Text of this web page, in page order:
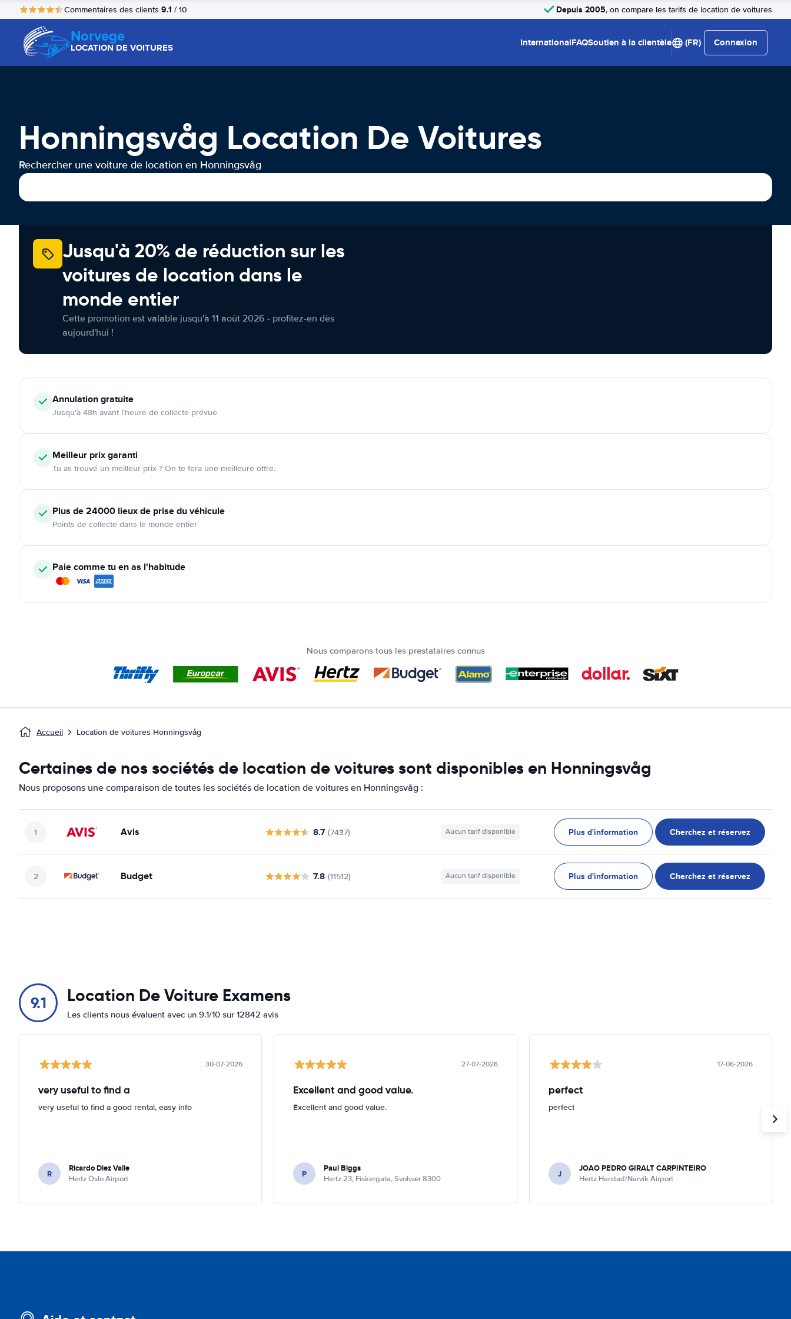
Commentaires des clients 9.1 / 10 Depuis 2005, on compare les tarifs de location de voitures
Norvege
LOCATION DE VOITURES InternationalFAQSoutien à la clientèle (FR) Connexion
Honningsvåg Location De Voitures
Rechercher une voiture de location en Honningsvåg
Jusqu'à 20% de réduction sur les
voitures de location dans le
monde entier
Cette promotion est valable jusqu'à 11 août 2026 - profitez-en dès
aujourd'hui !
Annulationgratuite
Jusqu'à 48h avant l'heure de collecte prévue
Meilleur prix garanti
Tu as trouvé un meilleur prix ? On te fera une meilleure offre.
Plus de 24000 lieux de prise du véhicule
Points de collecte dans le monde entier
Paie comme tu en as l'habitude
Nous comparons tous les prestataires connus
Accueil Location de voitures Honningsvåg
Certaines de nos sociétés de location de voitures sont disponibles en Honningsvåg
Nous proposons une comparaison de toutes les sociétés de location de voitures en Honningsvåg :
Avis 8.7 (7437) Aucun tarif disponible Plus d'information Cherchez et réservez
Budget 7.8 (11512) Aucun tarif disponible Plus d'information Cherchez et réservez
9.1 Location De Voiture Examens
Les clients nous évaluent avec un 9.1/10 sur 12842 avis
30-07-2026
very useful to find a
very useful to find a good rental, easy info
R Ricardo Diez Valle
Hertz Oslo Airport
27-07-2026
Excellent and good value.
Excellent and good value.
P Paul Biggs
Hertz 23, Fiskergata, Svolvær 8300
17-06-2026
perfect
perfect
J JOAO PEDRO GIRALT CARPINTEIRO
Hertz Harstad/Narvik Airport